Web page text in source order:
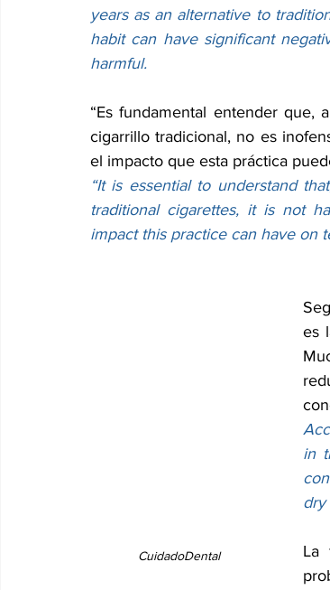
years as an alternative to
habit can have significant
harmful.
“Es fundamental entender que,
cigarrillo tradicional, no es
el impacto que esta práctica
“It is essential to understand
traditional cigarettes, it is not
impact this practice can have on
CuidadoDental
es
in
dry
La